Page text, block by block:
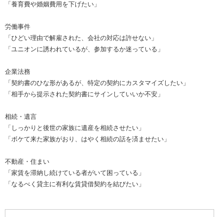
「養育費や婚姻費用を下げたい」
労働事件
「ひどい理由で解雇された、会社の対応は許せない」
「ユニオンに誘われているが、参加するか迷っている」
企業法務
「契約書のひな形があるが、特定の契約にカスタマイズしたい」
「相手から提示された契約書にサインしていいか不安」
相続・遺言
「しっかりと後世の家族に遺産を相続させたい」
「ボケて来た家族がおり、はやく相続の話を済ませたい」
不動産・住まい
「家賃を滞納し続けている者がいて困っている」
「なるべく貸主に有利な賃貸借契約を結びたい」